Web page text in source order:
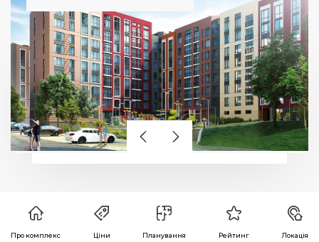
Про комплекс Ціни Планування Рейтинг Локація